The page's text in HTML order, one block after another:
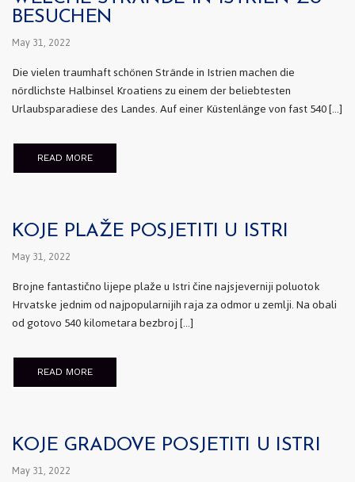
BESUCHEN
May 31, 2022
Die vielen traumhaft schönen Strände in Istrien machen die
nördlichste Halbinsel Kroatiens zu einem der beliebtesten
Urlaubsparadiese des Landes. Auf einer Küstenlänge von fast 540 […]
READ MORE
KOJE PLAŽE POSJETITI U ISTRI
May 31, 2022
Brojne fantastično lijepe plaže u Istri čine najsjeverniji poluotok
Hrvatske jednim od najpopularnijih raja za odmor u zemlji. Na obali
od gotovo 540 kilometara bezbroj […]
READ MORE
KOJE GRADOVE POSJETITI U ISTRI
May 31, 2022